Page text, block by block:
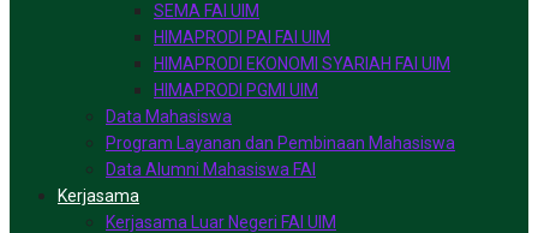
SEMA FAI UIM
HIMAPRODI PAI FAI UIM
HIMAPRODI EKONOMI SYARIAH FAI UIM
HIMAPRODI PGMI UIM
Data Mahasiswa
Program Layanan dan Pembinaan Mahasiswa
Data Alumni Mahasiswa FAI
Kerjasama
Kerjasama Luar Negeri FAI UIM